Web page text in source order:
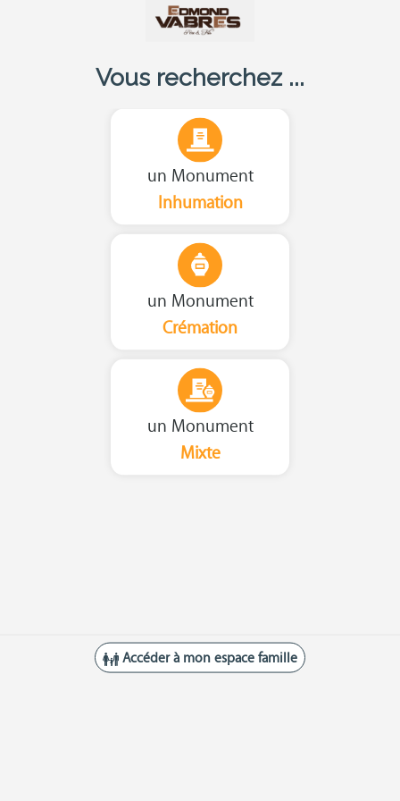
Vous recherchez ...
un Monument
Inhumation
un Monument
Crémation
un Monument
Mixte
Accéder à mon espace famille